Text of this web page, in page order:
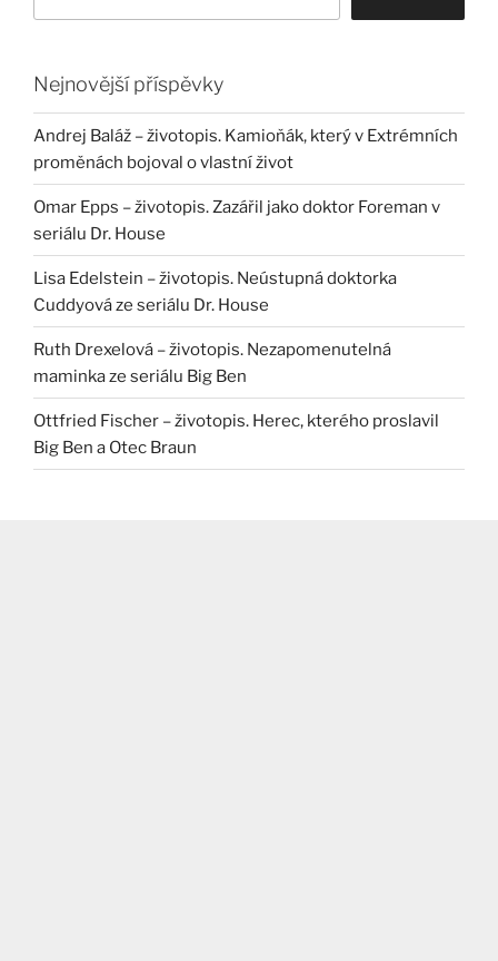
Nejnovější příspěvky
Andrej Baláž – životopis. Kamioňák, který v Extrémních
proměnách bojoval o vlastní život
Omar Epps – životopis. Zazářil jako doktor Foreman v
seriálu Dr. House
Lisa Edelstein – životopis. Neústupná doktorka
Cuddyová ze seriálu Dr. House
Ruth Drexelová – životopis. Nezapomenutelná
maminka ze seriálu Big Ben
Ottfried Fischer – životopis. Herec, kterého proslavil
Big Ben a Otec Braun